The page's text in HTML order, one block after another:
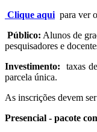
Clique aqui para ver
Público: Alunos de
pesquisadores e
Investimento: taxas
parcela única.
As inscrições devem
Presencial - pacote